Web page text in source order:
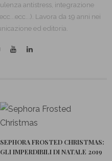
antistress, integrazione
Lavora da 19 anni nei
ed editoria.
SEPHORA FROSTED CHRISTMAS:
GLI IMPERDIBILI DI NATALE 2019